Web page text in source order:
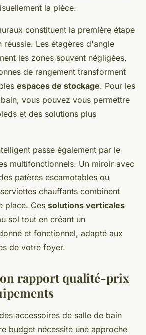
la pièce.
constituent la première étape
réussie. Les étagères d'angle
les zones souvent négligées,
de rangement transforment
espaces de stockage. Pour les
vous pouvez vous permettre
et des solutions plus
passe également par le
multifonctionnels. Un miroir avec
patères escamotables ou
chauffants combinent
place. Ces solutions verticales
sol tout en créant un
et fonctionnel, adapté aux
de votre foyer.
rapport qualité-prix
accessoires de salle de bain
budget nécessite une approche